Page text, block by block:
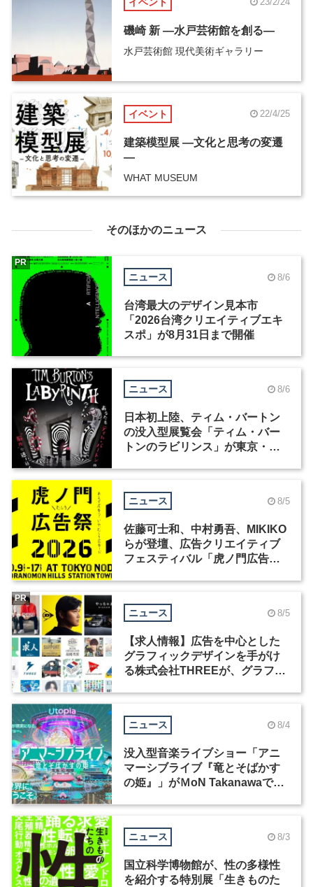
磯崎 新 ―水戸芸術館を創る―
水戸芸術館 現代美術ギャラリー
イベント 22/4/25
建築模型展 ―文化と思考の変遷
―
WHAT MUSEUM
そのほかのニュース
ニュース 8/6
台湾最大のデザイン見本市
「2026台湾クリエイティブエキ
スポ」が8月31日まで開催
PR
ニュース 8/6
日本初上陸、ティム・バートン
の没入型展覧会「ティム・バー
トンのラビリンス」が東京・豊
ニュース 8/5
佐藤可士和、中村勇吾、MIKIKO
らが登壇、広告クリエイティブ
フェスティバル「虎ノ門広告
ニュース 8/5
【求人情報】広告を中心とした
グラフィックデザインを手がけ
る株式会社THREEが、グラフィ
PR
ニュース 8/4
没入型音楽ライブショー「アニ
マーシブライブ『竜とそばかす
の姫』」がＭoN Takanawaで開
ニュース 8/3
国立科学博物館が、性の多様性
を紹介する特別展「生きものた